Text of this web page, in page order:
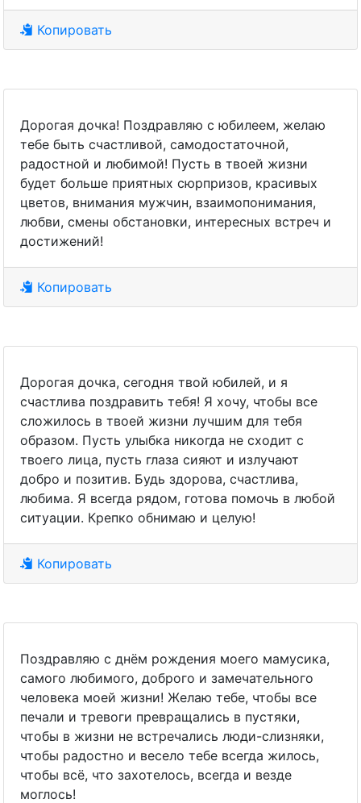
Копировать
Дорогая дочка! Поздравляю с юбилеем, желаю
тебе быть счастливой, самодостаточной,
радостной и любимой! Пусть в твоей жизни
будет больше приятных сюрпризов, красивых
цветов, внимания мужчин, взаимопонимания,
любви, смены обстановки, интересных встреч и
достижений!
Копировать
Дорогая дочка, сегодня твой юбилей, и я
счастлива поздравить тебя! Я хочу, чтобы все
сложилось в твоей жизни лучшим для тебя
образом. Пусть улыбка никогда не сходит с
твоего лица, пусть глаза сияют и излучают
добро и позитив. Будь здорова, счастлива,
любима. Я всегда рядом, готова помочь в любой
ситуации. Крепко обнимаю и целую!
Копировать
Поздравляю с днём рождения моего мамусика,
самого любимого, доброго и замечательного
человека моей жизни! Желаю тебе, чтобы все
печали и тревоги превращались в пустяки,
чтобы в жизни не встречались люди-слизняки,
чтобы радостно и весело тебе всегда жилось,
чтобы всё, что захотелось, всегда и везде
моглось!